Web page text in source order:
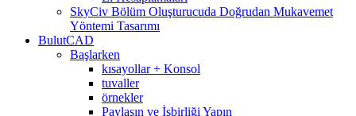
SkyCiv Bölüm Oluşturucuda Doğrudan Mukavemet
Yöntemi Tasarımı
BulutCAD
Başlarken
kısayollar + Konsol
tuvaller
örnekler
Paylaşın ve İşbirliği Yapın